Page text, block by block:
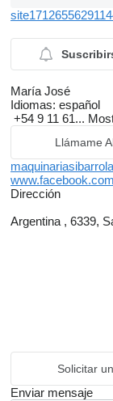
María José
Idiomas: español
+54 9 11 61...
Llámame
Dirección
Argentina , 6339,
Solicitar
Enviar mensaje